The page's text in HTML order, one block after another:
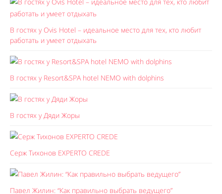
В гостях у Ovis Hotel – идеальное место для тех, кто любит
работать и умеет отдыхать
В гостях у Resort&SPA hotel NEMO with dolphins
В гостях у Дяди Жоры
Серж Тихонов EXPERTO CREDE
Павел Жилин: “Как правильно выбрать ведущего”